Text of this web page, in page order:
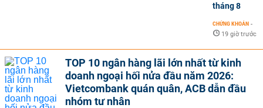
tháng 8
CHỨNG KHOÁN -
19 giờ trước
TOP 10 ngân hàng lãi lớn nhất từ kinh
doanh ngoại hối nửa đầu năm 2026:
Vietcombank quán quân, ACB dẫn đầu
nhóm tư nhân